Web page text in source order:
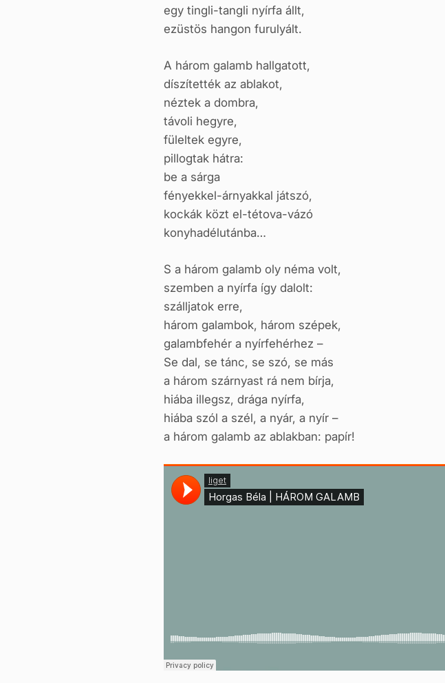
egy tingli-tangli nyírfa állt,
ezüstös hangon furulyált.
A három galamb hallgatott,
díszítették az ablakot,
néztek a dombra,
távoli hegyre,
füleltek egyre,
pillogtak hátra:
be a sárga
fényekkel-árnyakkal játszó,
kockák közt el-tétova-vázó
konyhadélutánba…
S a három galamb oly néma volt,
szemben a nyírfa így dalolt:
szálljatok erre,
három galambok, három szépek,
galambfehér a nyírfehérhez –
Se dal, se tánc, se szó, se más
a három szárnyast rá nem bírja,
hiába illegsz, drága nyírfa,
hiába szól a szél, a nyár, a nyír –
a három galamb az ablakban: papír!